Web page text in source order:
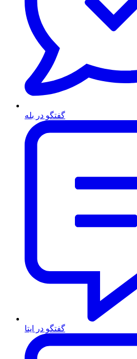
گفتگو در بله
گفتگو در ایتا